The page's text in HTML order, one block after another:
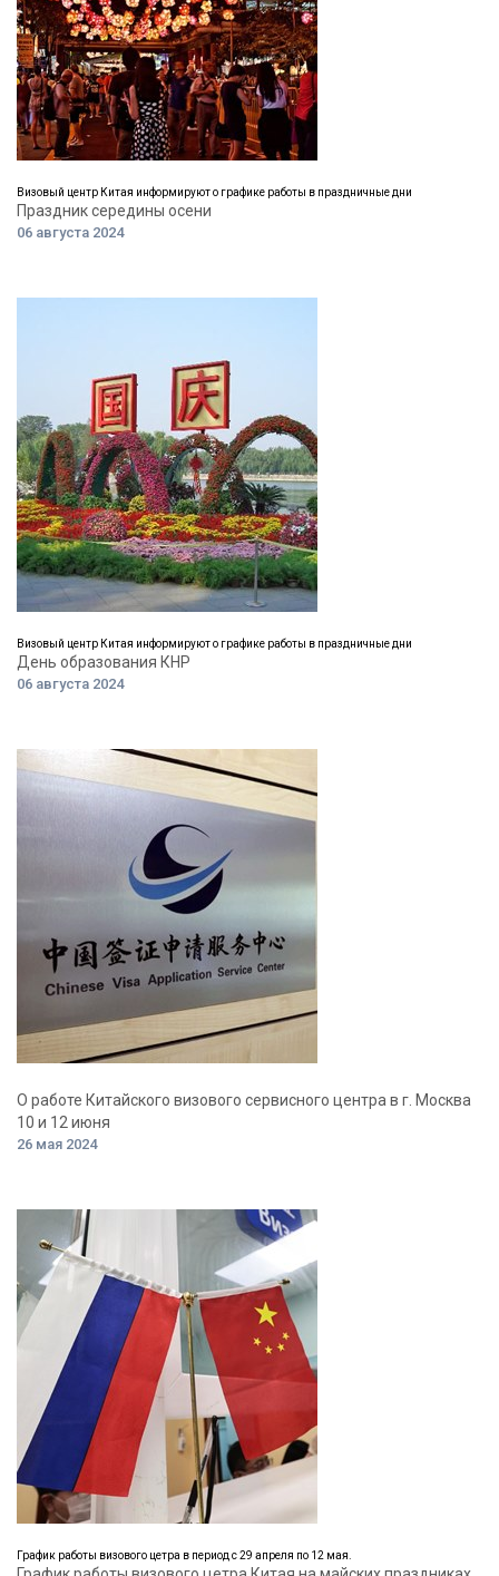
Визовый центр Китая информируют о графике работы в праздничные дни
Праздник середины осени
06 августа 2024
Визовый центр Китая информируют о графике работы в праздничные дни
День образования КНР
06 августа 2024
О работе Китайского визового сервисного центра в г. Москва
10 и 12 июня
26 мая 2024
График работы визового цетра в период с 29 апреля по 12 мая.